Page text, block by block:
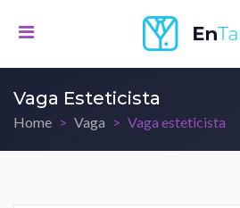
Vaga Esteticista
Home Vaga Vaga esteticista